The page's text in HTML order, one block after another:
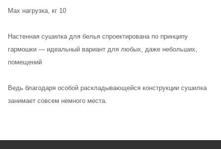
Max нагрузка, кг 10
Настенная сушилка для белья спроектирована по принципу
гармошки — идеальный вариант для любых, даже небольших,
помещений
Ведь благодаря особой раскладывающейся конструкции сушилка
занимает совсем немного места.